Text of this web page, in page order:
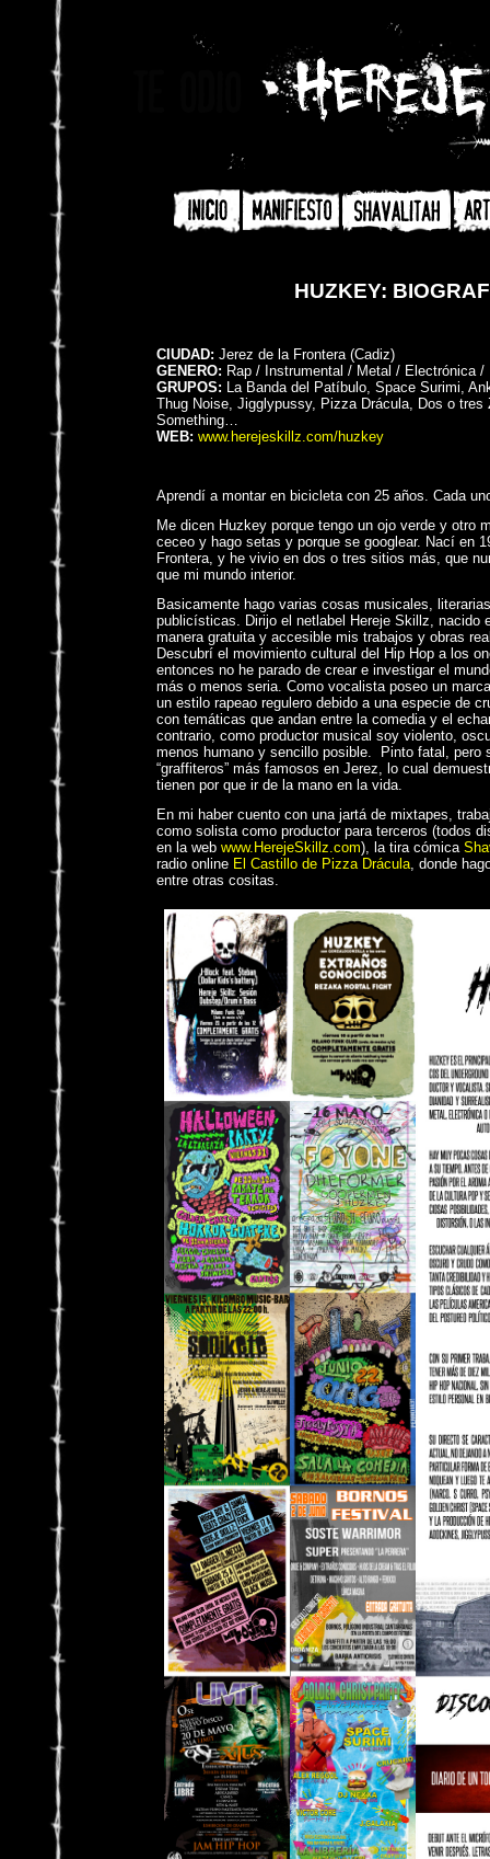
HUZKEY:
CIUDAD: Jerez de la Frontera (Cadiz)
GENERO: Rap / Instrumental / Metal / Electrónica /
GRUPOS: La Banda del Patíbulo, Space Surimi,
Thug Noise, Jigglypussy, Pizza Drácula, Dos o tres
Something…
WEB: www.herejeskillz.com/huzkey
Aprendí a montar en bicicleta con 25 años. Cada
Me dicen Huzkey porque tengo un ojo verde y otro
ceceo y hago setas y porque se googlear. Nací en
Frontera, y he vivio en dos o tres sitios más, que
que mi mundo interior.
Basicamente hago varias cosas musicales,
publicísticas. Dirijo el netlabel Hereje Skillz, nacido
manera gratuita y accesible mis trabajos y obras
Descubrí el movimiento cultural del Hip Hop a los
entonces no he parado de crear e investigar el
más o menos seria. Como vocalista poseo un
un estilo rapeao regulero debido a una especie de
con temáticas que andan entre la comedia y el
contrario, como productor musical soy violento,
menos humano y sencillo posible. Pinto fatal, pero
“graffiteros” más famosos en Jerez, lo cual
tienen por que ir de la mano en la vida.
En mi haber cuento con una jartá de mixtapes,
como solista como productor para terceros (todos
en la web www.HerejeSkillz.com), la tira cómica
radio online El Castillo de Pizza Drácula, donde
entre otras cositas.